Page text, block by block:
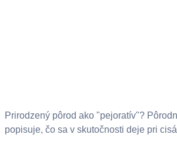
Prirodzený pôrod ako "pejoratív"?
popisuje, čo sa v skutočnosti deje pri